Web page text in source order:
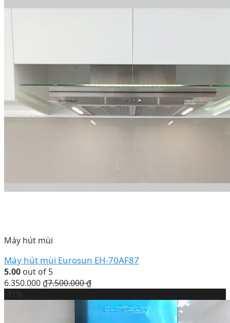
Máy hút mùi
Máy hút mùi Eurosun EH-70AF87
5.00 out of 5
6.350.000 ₫7.500.000₫